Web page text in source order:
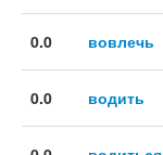
0.0 вовлечь
0.0 водить